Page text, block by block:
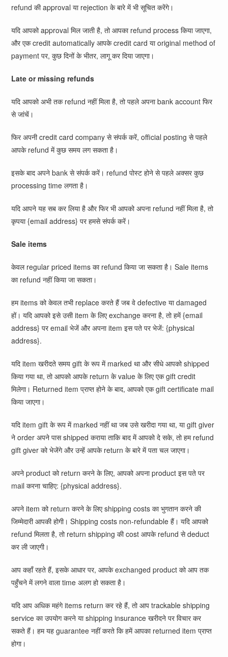
refund की approval या rejection के बारे में भी सूचित करेंगे।
यदि आपको approval मिल जाती है, तो आपका refund process किया जाएगा,
और एक credit automatically आपके credit card या original method of
payment पर, कुछ दिनों के भीतर, लागू कर दिया जाएगा।
Late or missing refunds
यदि आपको अभी तक refund नहीं मिला है, तो पहले अपना bank account फिर
से जांचें।
फिर अपनी credit card company से संपर्क करें, official posting से पहले
आपके refund में कुछ समय लग सकता है।
इसके बाद अपने bank से संपर्क करें। refund पोस्ट होने से पहले अक्सर कुछ
processing time लगता है।
यदि आपने यह सब कर लिया है और फिर भी आपको अपना refund नहीं मिला है, तो
कृपया {email address} पर हमसे संपर्क करें।
Sale items
केवल regular priced items का refund किया जा सकता है। Sale items
का refund नहीं किया जा सकता।
हम items को केवल तभी replace करते हैं जब वे defective या damaged
हों। यदि आपको इसे उसी item के लिए exchange करना है, तो हमें {email
address} पर email भेजें और अपना item इस पते पर भेजें: {physical
address}.
यदि item खरीदते समय gift के रूप में marked था और सीधे आपको shipped
किया गया था, तो आपको आपके return के value के लिए एक gift credit
मिलेगा। Returned item प्राप्त होने के बाद, आपको एक gift certificate mail
किया जाएगा।
यदि item gift के रूप में marked नहीं था जब उसे खरीदा गया था, या gift giver
ने order अपने पास shipped कराया ताकि बाद में आपको दे सके, तो हम refund
gift giver को भेजेंगे और उन्हें आपके return के बारे में पता चल जाएगा।
अपने product को return करने के लिए, आपको अपना product इस पते पर
mail करना चाहिए: {physical address}.
अपने item को return करने के लिए shipping costs का भुगतान करने की
जिम्मेदारी आपकी होगी। Shipping costs non-refundable हैं। यदि आपको
refund मिलता है, तो return shipping की cost आपके refund से deduct
कर ली जाएगी।
आप कहाँ रहते हैं, इसके आधार पर, आपके exchanged product को आप तक
पहुँचने में लगने वाला time अलग हो सकता है।
यदि आप अधिक महंगे items return कर रहे हैं, तो आप trackable shipping
service का उपयोग करने या shipping insurance खरीदने पर विचार कर
सकते हैं। हम यह guarantee नहीं करते कि हमें आपका returned item प्राप्त
होगा।